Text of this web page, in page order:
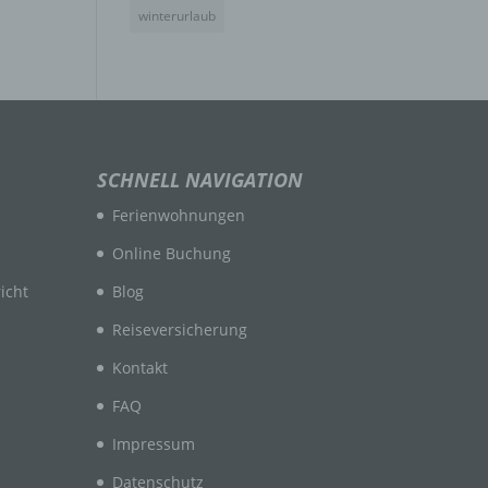
winterurlaub
SCHNELL NAVIGATION
Ferienwohnungen
Online Buchung
Blog
Reiseversicherung
Kontakt
FAQ
Impressum
Datenschutz